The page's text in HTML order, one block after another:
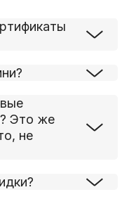
Это же
не